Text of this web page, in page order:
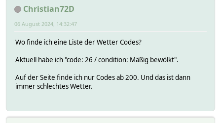
Christian72D
06 August 2024, 14:32:47
Wo finde ich eine Liste der Wetter Codes?
Aktuell habe ich "code: 26 / condition: Mäßig bewölkt".
Auf der Seite finde ich nur Codes ab 200. Und das ist dann
immer schlechtes Wetter.